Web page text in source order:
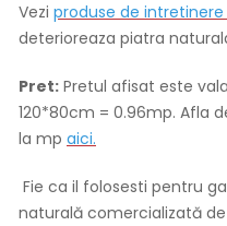
Vezi produse de
deterioreaza piatra
Pret: Pretul afisat este
120*80cm = 0.96mp. Afla
la mp aici.
Fie ca il folosesti pentru
naturală comercializată